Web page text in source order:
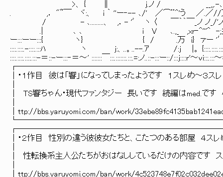
>、 { ∥ j.ノ / __,,.-､.
. ,． "~￣ ヾ:、 i ｀ ''ー‐-- ､/' ／⌒¨^'う ／.／//
/ - ､.........、 ,．- 'ﾞ ヽ 〈 ￣｀｀￣_ノ ノ_/'ノ
.| ､ ､ i V ､.,_ ,xr‐^'''^ -;彡
ー:::ーー:::{ ヽ} { / .万 i} ァー '′::::.::::―::::
::::.::::.-::::.:::ﾊ ヽ j:、..。..--.ｱ /:j |。 {::::.::::.::::.::::ﾟ
::::.::::.::::.:::-＝::-ー:::‐＝～' :::::::￣:::.:::::::.:::.=:ノ..::-:::ー::/:::j::::r'～vi:::.:::～
│・１作目 彼は「響」になってしまった
│ TS響ちゃん・現代ファンタジー 長いです 続編はmed.で
│ttp://bbs.yaruyomi.com/ban/work/
│・２作目 性別の違う彼彼女たちと、こたつのあ
│ 性転換系主人公たちがおはなししているだけの内容
│ttp://bbs.yaruyomi.com/ban/work/